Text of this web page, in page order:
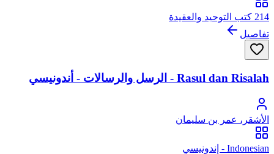
214 كتب التوحيد والعقيدة
تفاصيل
Rasul dan Risalah - الرسل والرسالات - أندونيسي
الأشقر، عمر بن سليمان
Indonesian - إندونيسي